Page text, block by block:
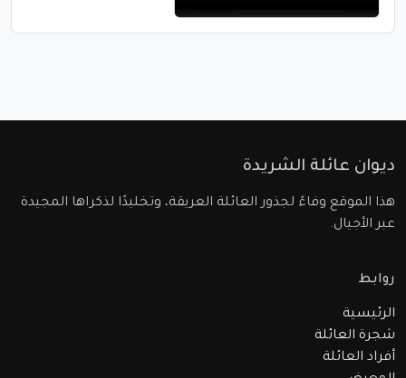
ديوان عائلة الشريدة
هذا الموقع وفاءً لجذور العائلة العريقة، وتخليدًا لذكراها المجيدة
عبر الأجيال.
روابط
الرئيسية
شجرة العائلة
أفراد العائلة